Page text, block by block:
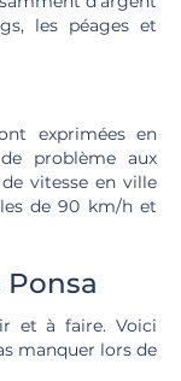
les péages et
exprimées en
problème aux
vitesse en ville
de 90 km/h et
Ponsa
et à faire. Voici
manquer lors de